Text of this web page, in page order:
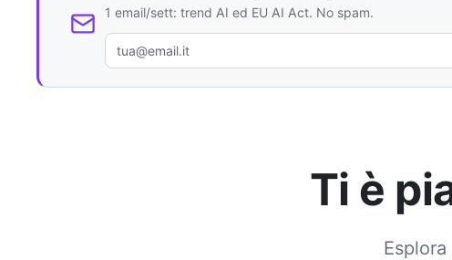
1 email/sett: trend AI ed EU AI Act. No spam.
Ti è